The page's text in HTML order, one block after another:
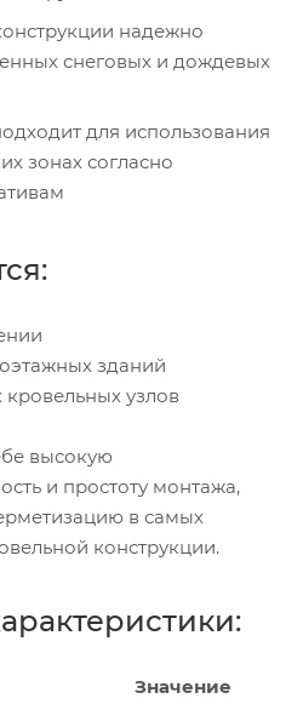
надежно
снеговых и дождевых
для использования
зонах согласно
зданий
узлов
высокую
и простоту монтажа,
в самых
конструкции.
Значение